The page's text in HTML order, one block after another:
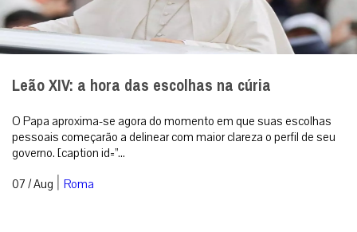
Leão XIV: a hora das escolhas na cúria
O Papa aproxima-se agora do momento em que suas escolhas
pessoais começarão a delinear com maior clareza o perfil de seu
governo. [caption id=”...
07 / Aug | Roma